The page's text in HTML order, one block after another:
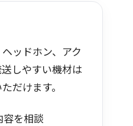
ッドホン、アク
しやすい機材は
だけます。
を相談